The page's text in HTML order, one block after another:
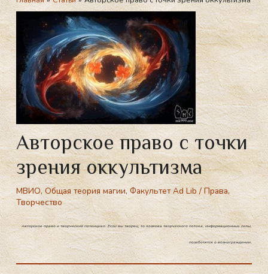
Авторское право с точки
зрения оккультизма
МВИО,Общая теория магии,Факультет Ad Lib/Права,
Творчество
Авторское право и творческий потенциал. Если вы творец, то хозяева творческого потока, информационные силы,
позаботятся о вознаграждении.